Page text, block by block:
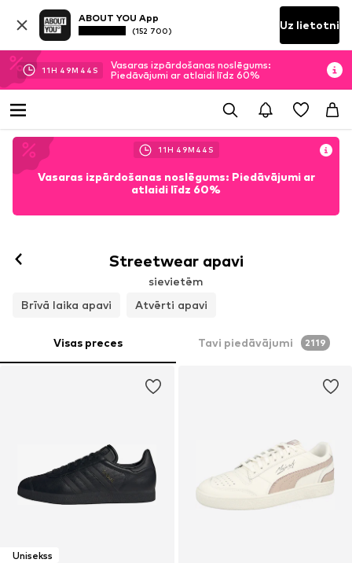
ABOUT YOU App
(152 700) Uz lietotni
11H 49M 42 S
Vasaras izpārdošanas noslēgums:
Piedāvājumi ar atlaidi līdz 60%
11H 49M 42 S
Vasaras izpārdošanas noslēgums: Piedāvājumi ar
atlaidi līdz 60%
Streetwear apavi
sievietēm
Brīvā laika apavi
Atvērti apavi
Visas preces Tavi piedāvājumi 2119
Unisekss